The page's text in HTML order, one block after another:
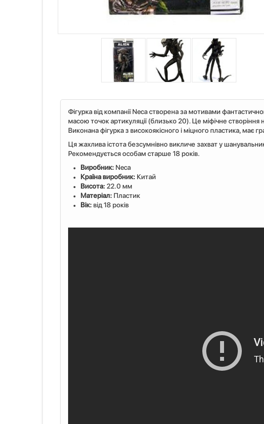
Фігурка від компанії Neca створена за мотивами
масою точок артикуляції (близько 20). Це міфічне
Виконана фігурка з високоякісного і міцного пластика, має
Ця жахлива істота безсумнівно викличе захват у
Рекомендується особам старше 18 років.
Виробник: Neca
Країна виробник: Китай
Висота:22.0 мм
Матеріал: Пластик
Вік:від 18 років